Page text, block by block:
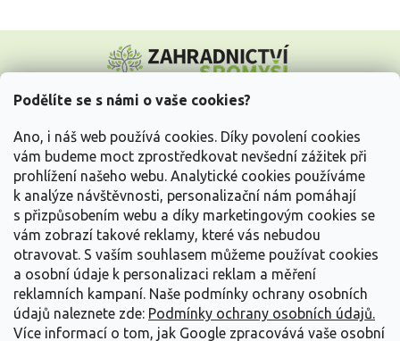
Podělíte se s námi o vaše cookies?
Ano, i náš web používá cookies. Díky povolení cookies
vám budeme moct zprostředkovat nevšední zážitek při
prohlížení našeho webu. Analytické cookies používáme
k analýze návštěvnosti, personalizační nám pomáhají
s přizpůsobením webu a díky marketingovým cookies se
vám zobrazí takové reklamy, které vás nebudou
otravovat. S vaším souhlasem můžeme používat cookies
a osobní údaje k personalizaci reklam a měření
reklamních kampaní. Naše podmínky ochrany osobních
údajů naleznete zde: Podmínky ochrany osobních údajů.
Více informací o tom, jak Google zpracovává vaše osobní
p
Vše o nákupu
Informace pro Vás
Kontakujte nás